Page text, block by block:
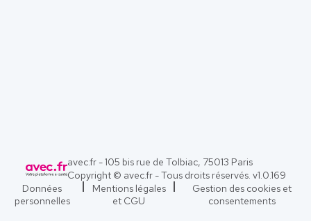
avec.fr - 105 bis rue de Tolbiac, 75013 Paris
Copyright © avec.fr - Tous droits réservés. v1.0.169
Données
personnelles
Mentions légales
et CGU
Gestion des cookies et
consentements